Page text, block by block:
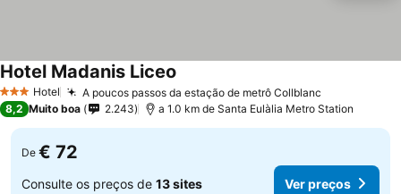
3 EstrelasHotel A poucos passos da estação de metrô Collblanc
Hotel Madanis Liceo
8,2 Muito boa 2.243 a 1.0 km de Santa Eulàlia Metro Station
De € 72
Consulte os preços de 13 sites Ver preços